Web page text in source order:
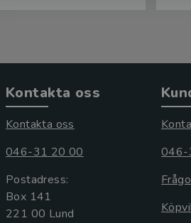
Kontakta oss
Kontakta oss
046-31 20 00
Postadress:
Box 141
221 00 Lund
046-